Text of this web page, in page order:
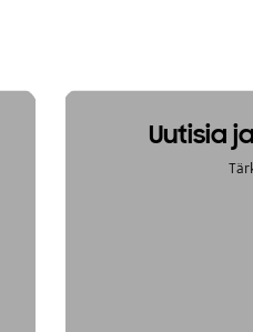
Uutisia